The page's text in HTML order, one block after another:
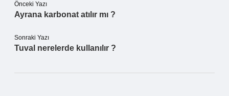
Önceki Yazı
Ayrana karbonat atılır mı ?
Sonraki Yazı
Tuval nerelerde kullanılır ?